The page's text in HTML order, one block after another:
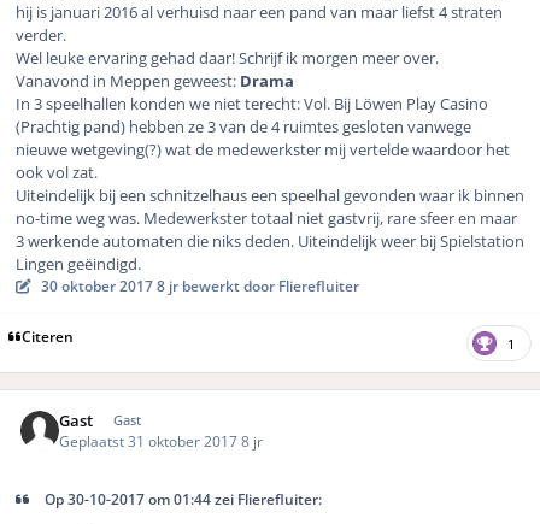
hij is januari 2016 al verhuisd naar een pand van maar liefst 4 straten
verder.
Wel leuke ervaring gehad daar! Schrijf ik morgen meer over.
Vanavond in Meppen geweest: Drama
In 3 speelhallen konden we niet terecht: Vol. Bij Löwen Play Casino
(Prachtig pand) hebben ze 3 van de 4 ruimtes gesloten vanwege
nieuwe wetgeving(?) wat de medewerkster mij vertelde waardoor het
ook vol zat.
Uiteindelijk bij een schnitzelhaus een speelhal gevonden waar ik binnen
no-time weg was. Medewerkster totaal niet gastvrij, rare sfeer en maar
3 werkende automaten die niks deden. Uiteindelijk weer bij Spielstation
Lingen geëindigd.
30 oktober 20178 jr bewerkt door Flierefluiter
Citeren 1
Gast Gast
Geplaatst 31 oktober 20178 jr
Op 30-10-2017 om 01:44 zei Flierefluiter: